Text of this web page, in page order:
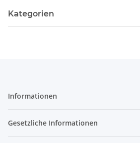
Kategorien
Informationen
Gesetzliche Informationen